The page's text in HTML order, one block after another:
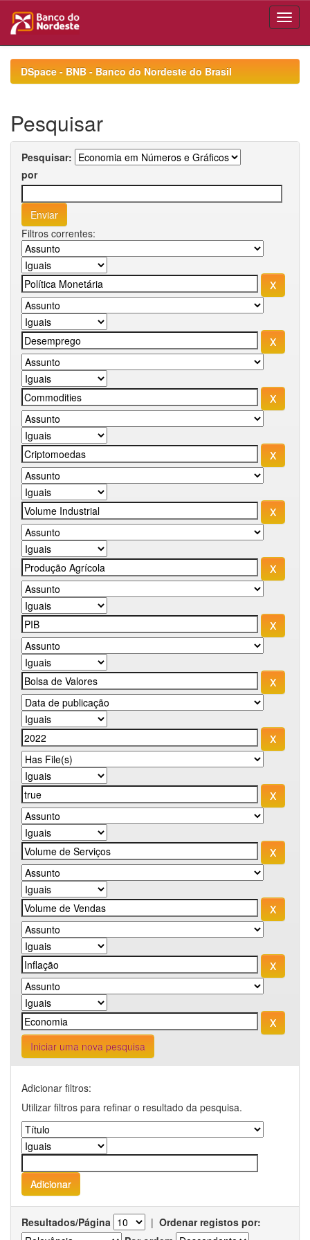
navigationDSpace - BNB - Banco do Nordeste do Brasil
Pesquisar
Pesquisar:
por
Filtros correntes:
Iniciar uma nova pesquisa
Adicionar filtros:
Utilizar filtros para refinar o resultado da pesquisa.
Resultados/Página | Ordenar registos por: